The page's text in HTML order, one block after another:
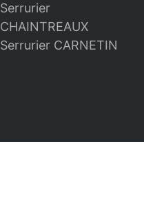
Serrurier
CHAINTREAUX
Serrurier CARNETIN